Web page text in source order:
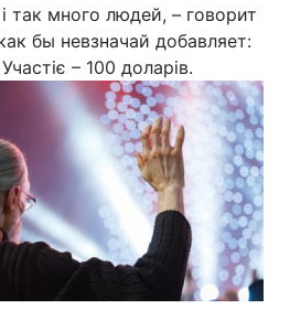
так много людей, – говорит
бы невзначай добавляет:
– 100 доларів.